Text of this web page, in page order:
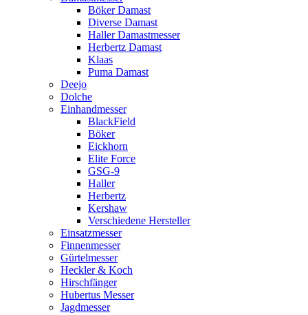
Böker Damast
Diverse Damast
Haller Damastmesser
Herbertz Damast
Klaas
Puma Damast
Deejo
Dolche
Einhandmesser
BlackField
Böker
Eickhorn
Elite Force
GSG-9
Haller
Herbertz
Kershaw
Verschiedene Hersteller
Einsatzmesser
Finnenmesser
Gürtelmesser
Heckler & Koch
Hirschfänger
Hubertus Messer
Jagdmesser